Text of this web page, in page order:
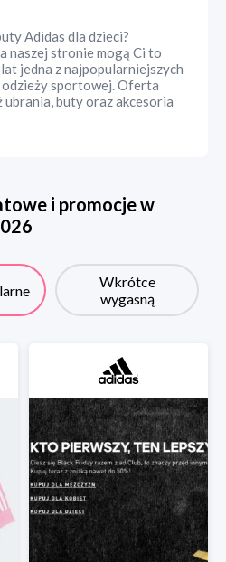
Adidas dla dzieci?
naszej stronie mogą Ci to
jedna z najpopularniejszych
odzieży sportowej. Oferta
buty oraz akcesoria
i promocje w
Wkrótce
wygasną